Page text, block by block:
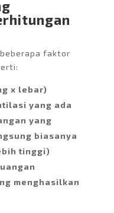
faktor
x lebar)
yang ada
yang
biasanya
tinggi)
menghasilkan